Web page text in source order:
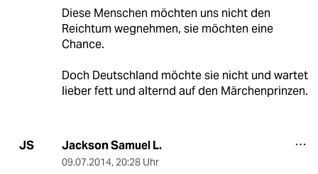
Diese Menschen möchten uns nicht den
Reichtum wegnehmen, sie möchten eine
Chance.
Doch Deutschland möchte sie nicht und wartet
lieber fett und alternd auf den Märchenprinzen.
JS Jackson Samuel L.
09.07.2014, 20:28 Uhr